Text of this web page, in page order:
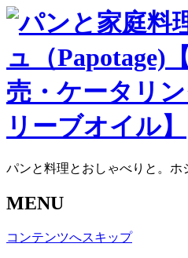
パンと料理とおしゃべりと。ホ
MENU
コンテンツへスキップ